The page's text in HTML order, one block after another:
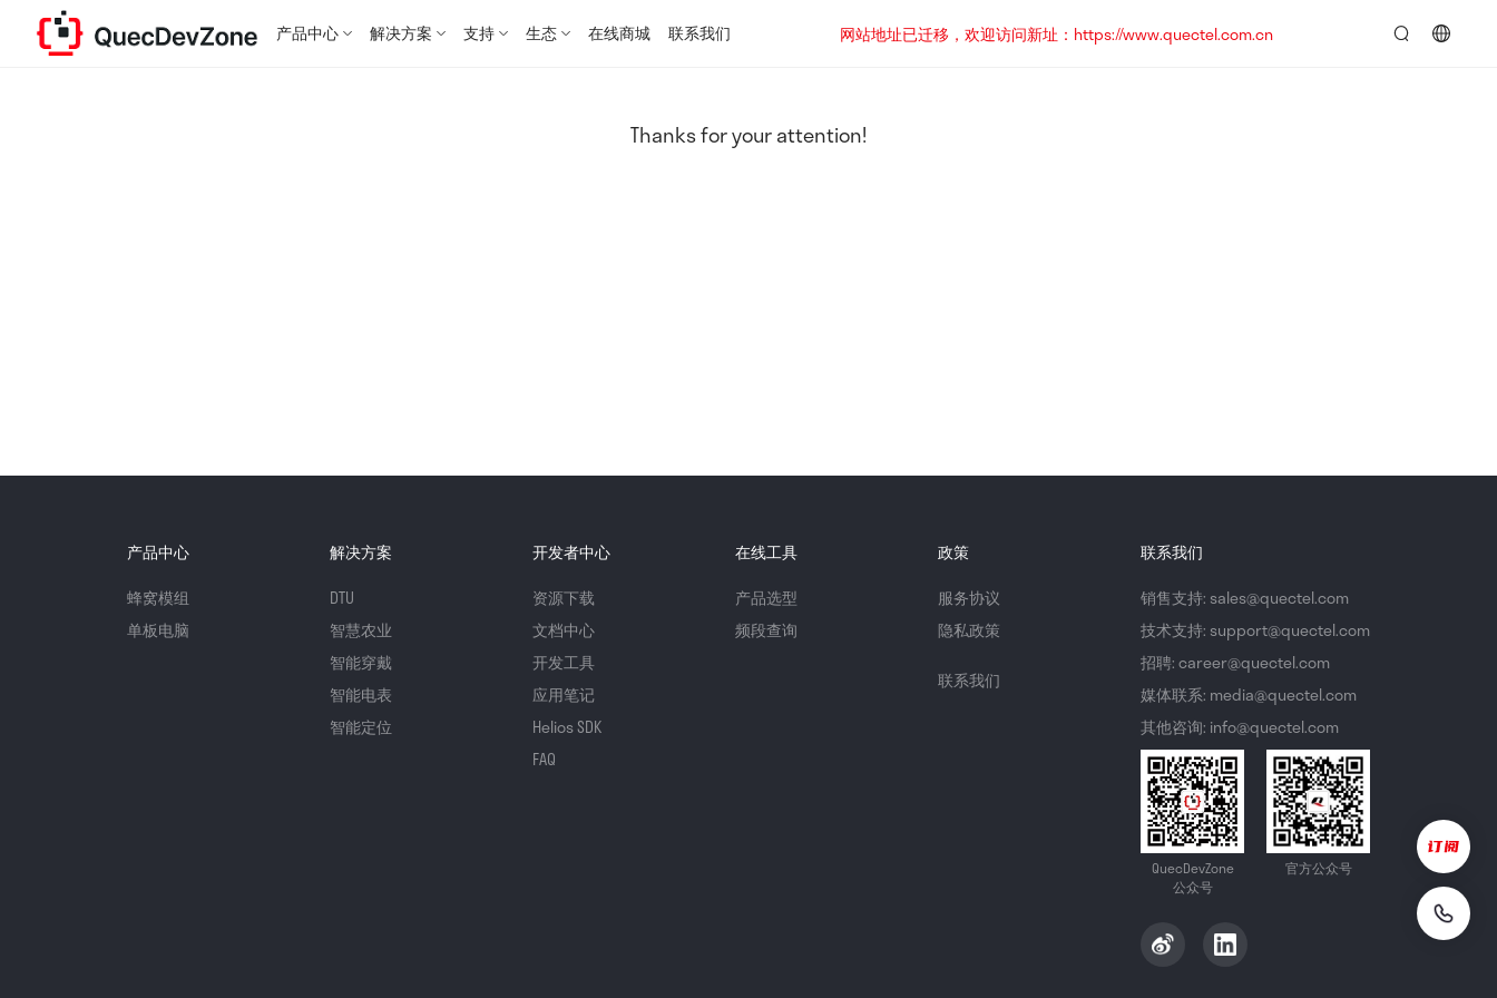
产品中心 解决方案 支持 生态 在线商城 联系我们
网站地址已迁移，欢迎访问新址：https://www.quectel.com.cn
Thanks for your attention!
产品中心
蜂窝模组
单板电脑
解决方案
DTU
智慧农业
智能穿戴
智能电表
智能定位
开发者中心
资源下载
文档中心
开发工具
应用笔记
Helios SDK
FAQ
在线工具
产品选型
频段查询
政策
服务协议
隐私政策
联系我们
联系我们
销售支持: sales@quectel.com
技术支持: support@quectel.com
招聘: career@quectel.com
媒体联系: media@quectel.com
其他咨询: info@quectel.com
QuecDevZone
公众号
官方公众号